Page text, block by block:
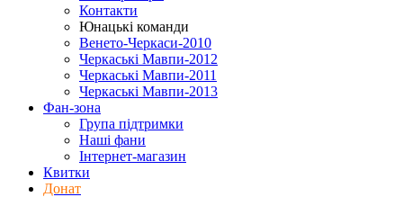
Контакти
Юнацькі команди
Венето-Черкаси-2010
Черкаські Мавпи-2012
Черкаські Мавпи-2011
Черкаські Мавпи-2013
Фан-зона
Група підтримки
Наші фани
Інтернет-магазин
Квитки
Донат